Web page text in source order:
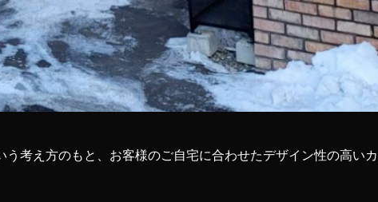
考え方のもと、お客様のご自宅に合わせたデザイン性の高い